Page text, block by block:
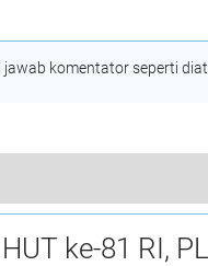
Perkuat
komentator seperti
ke-81 RI,